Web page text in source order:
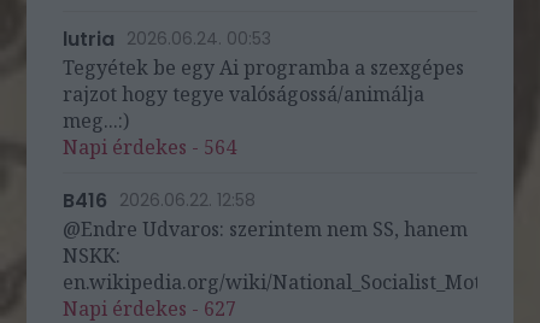
lutria 2026.06.24. 00:53
Tegyétek be egy Ai programba a szexgépes
rajzot hogy tegye valóságossá/animálja
meg...:)
Napi érdekes - 564
B416 2026.06.22. 12:58
@Endre Udvaros: szerintem nem SS, hanem
NSKK:
en.wikipedia.org/wiki/
Napi érdekes - 627